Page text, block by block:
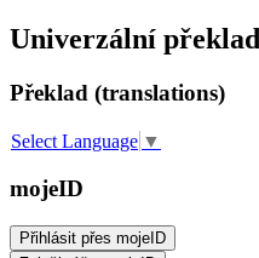
Univerzální
Překlad (translations)
Select Language ▼
mojeID